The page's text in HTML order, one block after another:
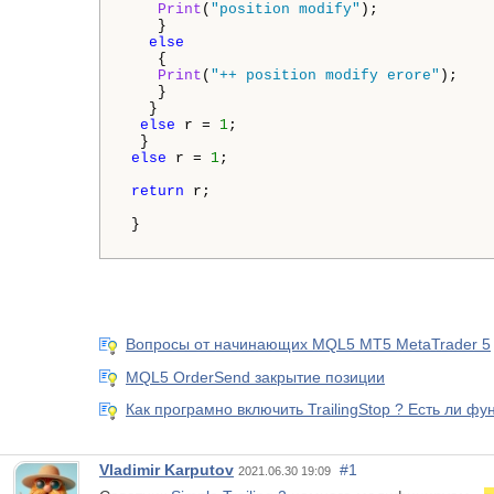
Print ( "position modify" );
}
else
{
Print ( "++ position modify erore" );
}
}
else r = 1;
}
else r = 1;
return r;
}
Вопросы от начинающих MQL5 MT5 MetaTrader 5
MQL5 OrderSend закрытие позиции
Как програмно включить TrailingStop ? Есть ли
Vladimir Karputov 2021.06.30 19:09
#1